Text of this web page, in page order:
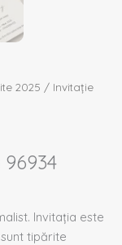
2025 / Invitație
Invitația este
tipărite